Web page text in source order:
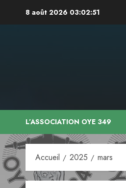
8 août 2026 03:02:52
L’ASSOCIATION OYE 349
Accueil 2025 mars